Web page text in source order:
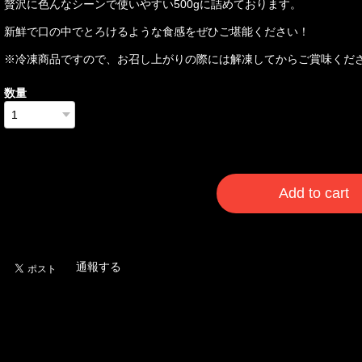
贅沢に色んなシーンで使いやすい500gに詰めております。
新鮮で口の中でとろけるような食感をぜひご堪能ください！
※冷凍商品ですので、お召し上がりの際には解凍してからご賞味くださ
数量
Add to cart
通報する